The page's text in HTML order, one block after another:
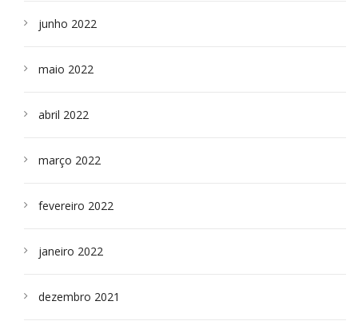
junho 2022
maio 2022
abril 2022
março 2022
fevereiro 2022
janeiro 2022
dezembro 2021